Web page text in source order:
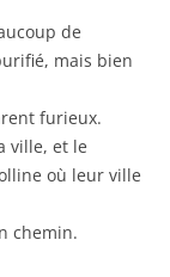
de
mais bien
furieux.
ville, et le
où leur ville
chemin.